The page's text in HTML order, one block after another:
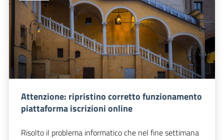
Attenzione: ripristino corretto funzionamento
piattaforma iscrizioni online
Risolto il problema informatico che nel fine settimana